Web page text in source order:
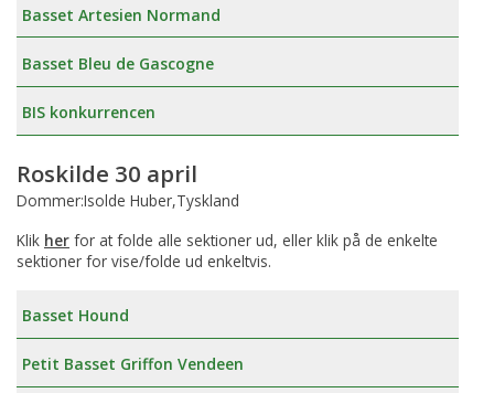
Basset Artesien Normand
Basset Bleu de Gascogne
BIS konkurrencen
Roskilde 30 april
Dommer:Isolde Huber,Tyskland
Klik her for at folde alle sektioner ud, eller klik på de enkelte
sektioner for vise/folde ud enkeltvis.
Basset Hound
Petit Basset Griffon Vendeen